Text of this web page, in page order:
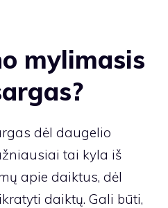
mylimasis
dėl daugelio
tai kyla iš
apie daiktus, dėl
daiktų. Gali būti,